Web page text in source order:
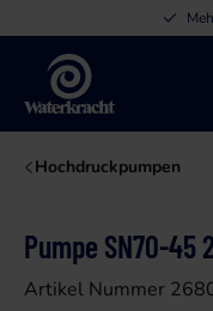
Waterkracht
Hochdruckpumpen
Pumpe SN70-45
Artikel Nummer